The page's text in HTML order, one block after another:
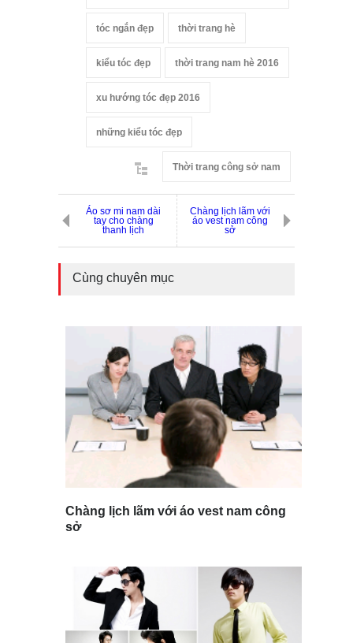
tóc ngắn đẹp thời trang hè
kiểu tóc đẹp thời trang nam hè 2016
xu hướng tóc đẹp 2016
những kiểu tóc đẹp
Thời trang công sở nam
Áo sơ mi nam dài
tay cho chàng
thanh lịch
Chàng lịch lãm với
áo vest nam công
sở
Cùng chuyên mục
Chàng lịch lãm với áo vest nam công
sở